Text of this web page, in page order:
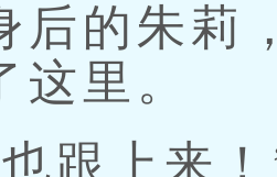
后的朱莉
这里。
上来！